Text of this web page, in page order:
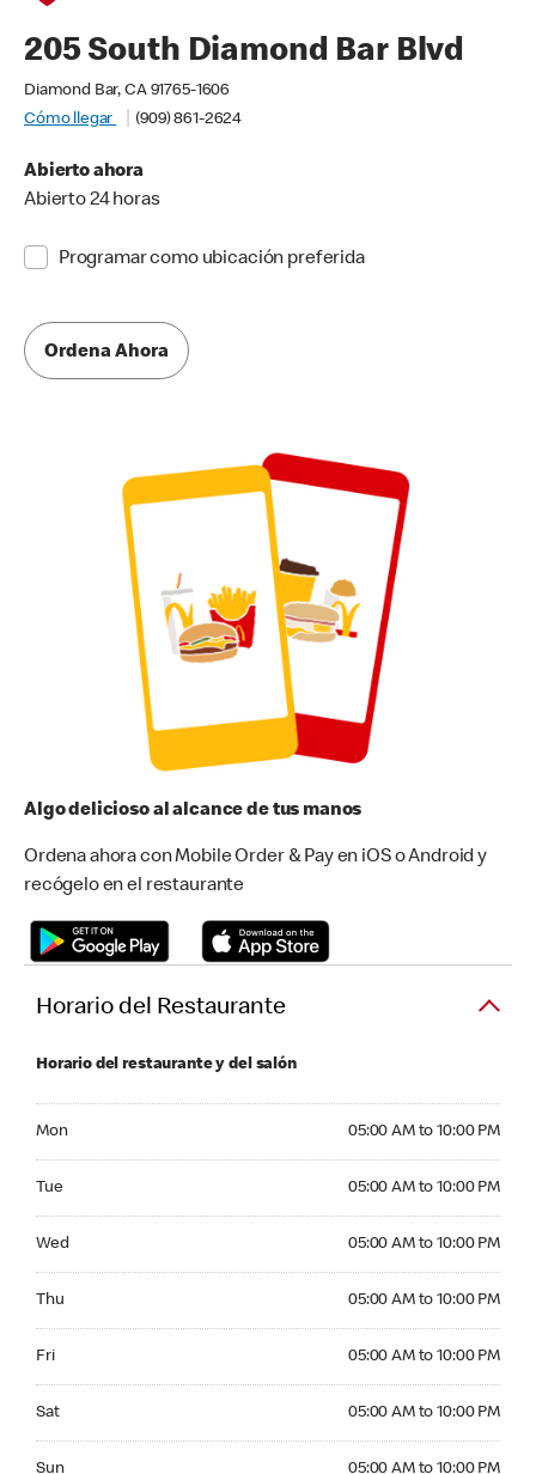
205 South Diamond Bar Blvd
Diamond Bar, CA 91765-1606
Cómo llegar
(909) 861-2624
Abierto ahora
Abierto 24 horas
Programar como ubicación preferida
Ordena Ahora
Algo delicioso al alcance de tus manos
Ordena ahora con Mobile Order & Pay en iOS o Android y
recógelo en el restaurante
Horario del Restaurante
Horario del restaurante y del salón
Mon 05:00 AM to 10:00 PM
Tue 05:00 AM to 10:00 PM
Wed 05:00 AM to 10:00 PM
Thu 05:00 AM to 10:00 PM
Fri 05:00 AM to 10:00 PM
Sat 05:00 AM to 10:00 PM
Sun 05:00 AM to 10:00 PM